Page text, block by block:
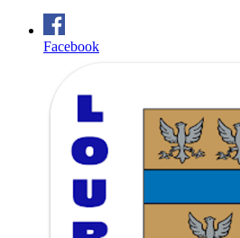
Facebook